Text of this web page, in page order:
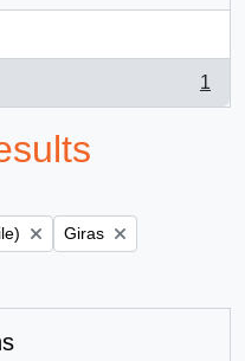
1
Remove filter:
Giras